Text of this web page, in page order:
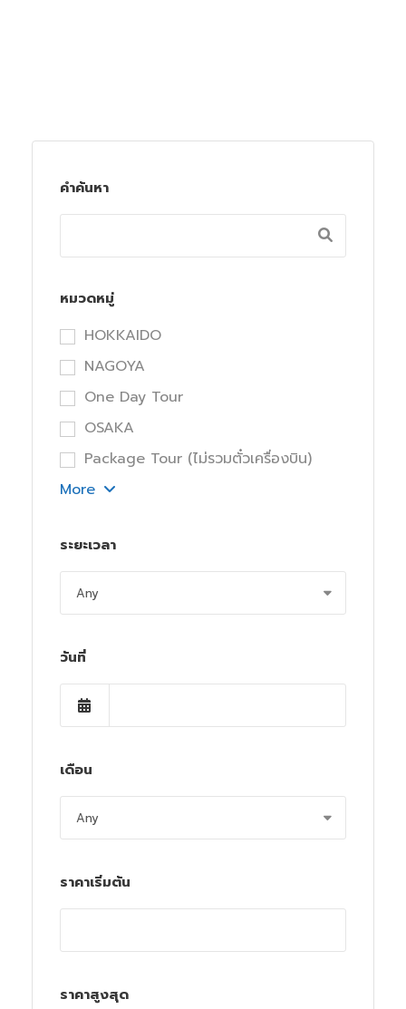
คำค้นหา
หมวดหมู่
HOKKAIDO
NAGOYA
One Day Tour
OSAKA
Package Tour (ไม่รวมตั๋วเครื่องบิน)
More
ระยะเวลา
วันที่
เดือน
ราคาเริ่มต้น
ราคาสูงสุด